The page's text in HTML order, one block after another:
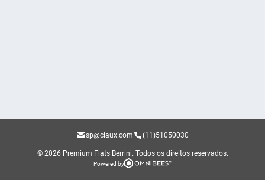
sp@ciaux.com (11)51050030
© 2026 Premium Flats Berrini. Todos os direitos reservados.
Powered by